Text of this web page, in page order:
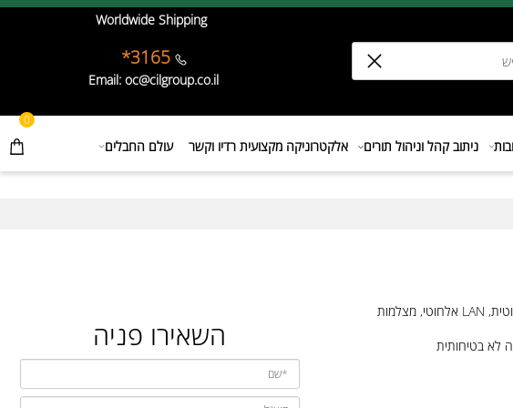
Worldwide Shipping
3165*
Email: oc@cilgroup.co.il
0
ניתוב קהל וניהול תורים אלקטרוניקה מקצועית רדיו וקשר עולם החבלים
השאירו פניה